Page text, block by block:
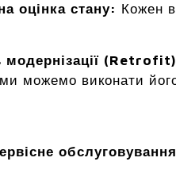
оцінка стану: Кожен
модернізації
можемо виконати